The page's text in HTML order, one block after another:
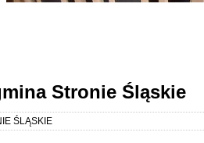
Stronie Śląskie
ŚLĄSKIE